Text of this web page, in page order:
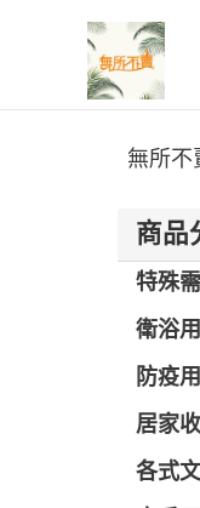
無所不賣
無所不
商品
特殊
衛浴
防疫
居家
各式